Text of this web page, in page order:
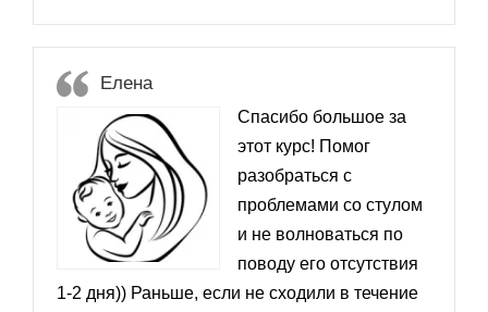
Елена
Спасибо большое за
этот курс! Помог
разобраться с
проблемами со стулом
и не волноваться по
поводу его отсутствия
1-2 дня)) Раньше, если не сходили в течение